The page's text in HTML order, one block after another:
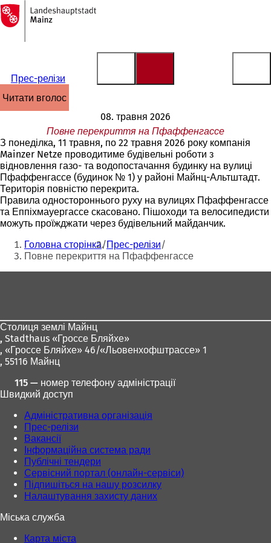
Перейти до змісту
На
головну
сторінку
Прес-релізи
читати вголос
08. травня 2026
Повне перекриття на Пфаффенгассе
З понеділка, 11 травня, по 22 травня 2026 року компанія
Mainzer Netze проводитиме будівельні роботи з
відновлення газо- та водопостачання будинку на вулиці
Пфаффенгассе (будинок № 1) у районі Майнц-Альтштадт.
Територія повністю перекрита.
Правила одностороннього руху на вулицях Пфаффенгассе
та Еппіхмауергассе скасовано. Пішоходи та велосипедисти
можуть проїжджати через будівельний майданчик.
Ти
тут:
Головна сторінка Прес-релізи
Повне перекриття на Пфаффенгассе
Столиця землі Майнц
, Stadthaus «Гроссе Бляйхе»
, «Гроссе Бляйхе» 46/«Льовенхофштрассе» 1
, 55116 Майнц
115 — номер телефону адміністрації
Швидкий доступ
Адміністративна організація
Прес-релізи
Вакансії
Інформаційна система ради
Публічні тендери
Сервісний портал (онлайн-сервіси)
Підпишіться на нашу розсилку
Налаштування захисту даних
Міська служба
Карта міста